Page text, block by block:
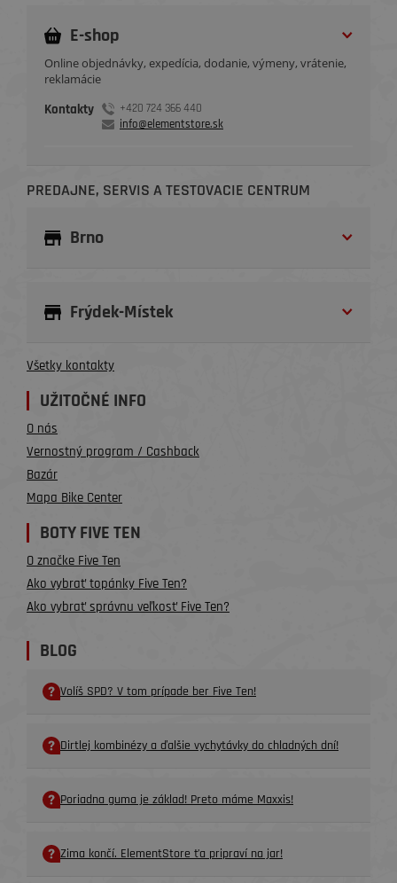
E-shop
Online objednávky, expedícia, dodanie, výmeny, vrátenie,
reklamácie
Kontakty
+420 724 366 440
info@elementstore.sk
PREDAJNE, SERVIS A TESTOVACIE CENTRUM
Brno
Frýdek-Místek
Všetky kontakty
UŽITOČNÉ INFO
O nás
Vernostný program / Cashback
Bazár
Mapa Bike Center
BOTY FIVE TEN
O značke Five Ten
Ako vybrať topánky Five Ten?
Ako vybrať správnu veľkosť Five Ten?
BLOG
Volíš SPD? V tom prípade ber Five Ten!
Dirtlej kombinézy a ďalšie vychytávky do chladných dní!
Poriadna guma je základ! Preto máme Maxxis!
Zima končí. ElementStore ťa pripraví na jar!